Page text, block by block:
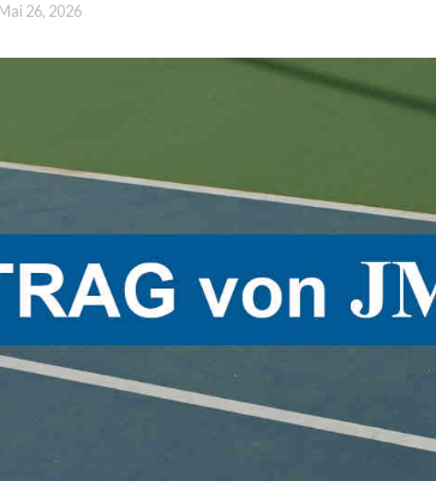
Mai 26, 2026